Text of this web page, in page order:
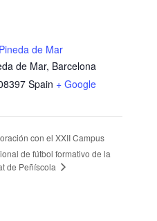
de Mar
de Mar, Barcelona
Spain + Google
con el XXII Campus
de fútbol formativo de la
de Peñíscola